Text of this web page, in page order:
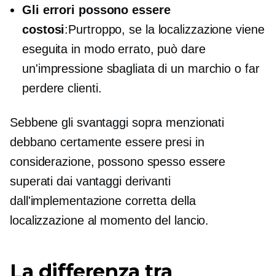
Gli errori possono essere
costosi:Purtroppo, se la localizzazione viene
eseguita in modo errato, può dare
un'impressione sbagliata di un marchio o far
perdere clienti.
Sebbene gli svantaggi sopra menzionati
debbano certamente essere presi in
considerazione, possono spesso essere
superati dai vantaggi derivanti
dall'implementazione corretta della
localizzazione al momento del lancio.